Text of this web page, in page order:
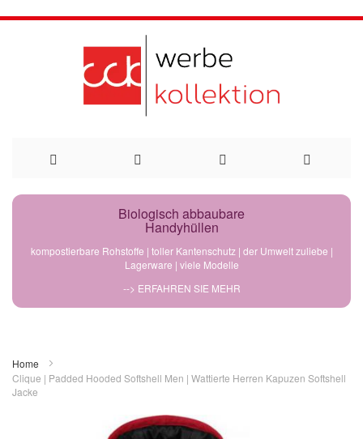
Direkt
Biologisch abbaubare
Handyhüllen
kompostierbare Rohstoffe | toller Kantenschutz | der Umwelt zuliebe |
Lagerware | viele Modelle
--> ERFAHREN SIE MEHR
Home
Clique | Padded Hooded Softshell Men | Wattierte Herren Kapuzen Softshell
Jacke